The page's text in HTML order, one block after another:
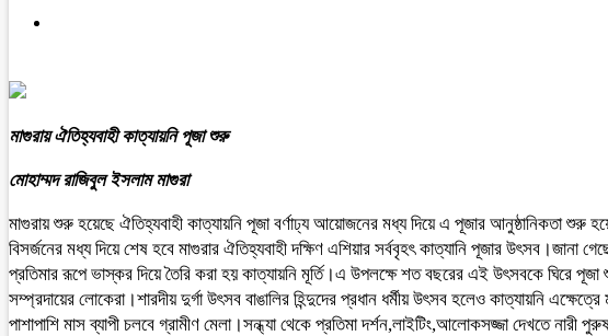
মাগুরায় ঐতিহ্যবাহী কাত্যায়নি পূজা শুরু
মোহাম্মদ রাজিবুল ইসলাম মাগুরা
মাগুরায় শুরু হয়েছে ঐতিহ্যবাহী কাত্যায়নি পূজা বর্ণাঢ্য আয়োজনের মধ্য দিয়ে এ পূজার আনুষ্ঠানিকতা শুরু
বিসর্জনের মধ্য দিয়ে শেষ হবে মাগুরার ঐতিহ্যবাহী দক্ষিণ এশিয়ার সর্ববৃহৎ কাত্যানি পূজার
প্রতিমার রূপে ভাস্কর দিয়ে তৈরি করা হয় কাত্যায়নি মূর্তি।এ উপলক্ষে শত বছরের এই উৎসবকে ঘিরে
সম্প্রদায়ের লোকেরা।শারদীয় দুর্গা উৎসব বাঙালির হিন্দুদের প্রধান ধর্মীয় উৎসব হলেও কাত্যায়নি
পাশাপাশি মাস ব্যাপী চলবে গ্রামীণ মেলা।সন্ধ্যা থেকে প্রতিমা দর্শন,লাইটিং,আলোকসজ্জা দেখতে